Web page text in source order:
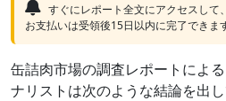
すぐにレポート全文にアクセスして
お支払いは受領後15日以内に完了できま
缶詰肉市場の調査レポートによ
ナリストは次のような結論を出